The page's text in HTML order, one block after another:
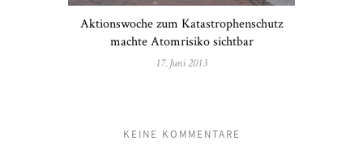
Aktionswoche zum Katastrophenschutz
machte Atomrisiko sichtbar
17. Juni 2013
KEINE KOMMENTARE